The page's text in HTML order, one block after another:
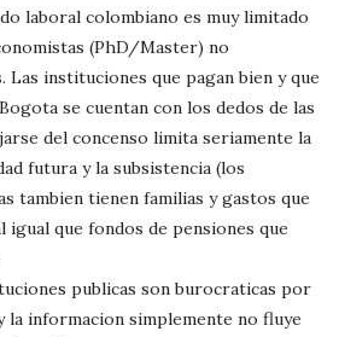
laboral colombiano es muy limitado
(PhD/Master) no
Las instituciones que pagan bien y que
se cuentan con los dedos de las
del concenso limita seriamente la
futura y la subsistencia (los
tambien tienen familias y gastos que
igual que fondos de pensiones que
publicas son burocraticas por
la informacion simplemente no fluye